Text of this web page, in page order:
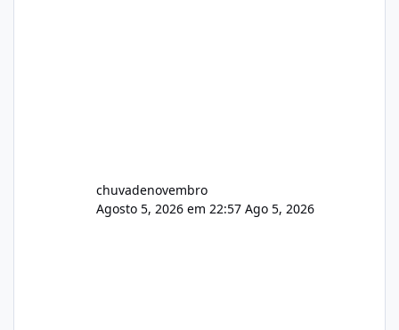
chuvadenovembro
Agosto 5, 2026 em 22:57 Ago 5, 2026